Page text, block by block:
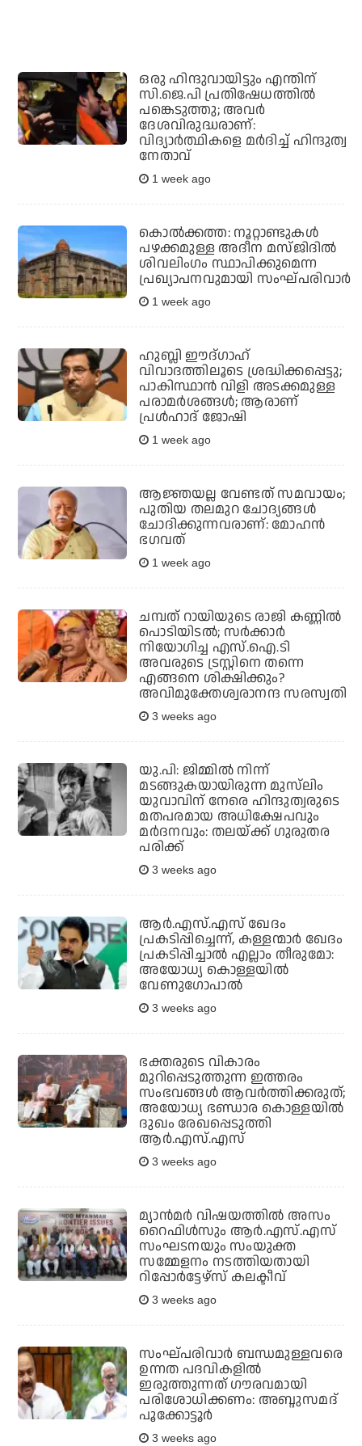
ഒരു ഹിന്ദുവായിട്ടും എന്തിന്
സി.ജെ.പി പ്രതിഷേധത്തില്‍
പങ്കെടുത്തു; അവര്‍
ദേശവിരുദ്ധരാണ്:
വിദ്യാര്‍ത്ഥികളെ മര്‍ദിച്ച് ഹിന്ദുത്വ
നേതാവ്
1 week ago
കൊല്‍ക്കത്ത: നൂറ്റാണ്ടുകള്‍
പഴക്കമുള്ള അദീന മസ്ജിദില്‍
ശിവലിംഗം സ്ഥാപിക്കുമെന്ന
പ്രഖ്യാപനവുമായി സംഘ്പരിവാര്‍
1 week ago
ഹുബ്ലി ഈദ്ഗാഹ്
വിവാദത്തിലൂടെ ശ്രദ്ധിക്കപ്പെട്ടു;
പാകിസ്ഥാന്‍ വിളി അടക്കമുള്ള
പരാമര്‍ശങ്ങള്‍; ആരാണ്
പ്രള്‍ഹാദ് ജോഷി
1 week ago
ആജ്ഞയല്ല വേണ്ടത് സമവായം;
പുതിയ തലമുറ ചോദ്യങ്ങള്‍
ചോദിക്കുന്നവരാണ്: മോഹന്‍
ഭഗവത്
1 week ago
ചമ്പത് റായിയുടെ രാജി കണ്ണില്‍
പൊടിയിടല്‍; സര്‍ക്കാര്‍
നിയോഗിച്ച എസ്.ഐ.ടി
അവരുടെ ട്രസ്റ്റിനെ തന്നെ
എങ്ങനെ ശിക്ഷിക്കും?
അവിമുക്തേശ്വരാനന്ദ സരസ്വതി
3 weeks ago
യു.പി: ജിമ്മില്‍ നിന്ന്
മടങ്ങുകയായിരുന്ന മുസ്‌ലിം
യുവാവിന് നേരെ ഹിന്ദുത്വരുടെ
മതപരമായ അധിക്ഷേപവും
മര്‍ദനവും: തലയ്ക്ക് ഗുരുതര
പരിക്ക്
3 weeks ago
ആര്‍.എസ്.എസ് ഖേദം
പ്രകടിപ്പിച്ചെന്ന്, കള്ളന്മാര്‍ ഖേദം
പ്രകടിപ്പിച്ചാല്‍ എല്ലാം തീരുമോ:
അയോധ്യ കൊള്ളയില്‍
വേണുഗോപാല്‍
3 weeks ago
ഭക്തരുടെ വികാരം
മുറിപ്പെടുത്തുന്ന ഇത്തരം
സംഭവങ്ങള്‍ ആവര്‍ത്തിക്കരുത്;
അയോധ്യ ഭണ്ഡാര കൊള്ളയില്‍
ദുഖം രേഖപ്പെടുത്തി
ആര്‍.എസ്.എസ്
3 weeks ago
മ്യാന്‍മര്‍ വിഷയത്തില്‍ അസം
റൈഫിള്‍സും ആര്‍.എസ്.എസ്
സംഘടനയും സംയുക്ത
സമ്മേളനം നടത്തിയതായി
റിപ്പോര്‍ട്ടേഴ്‌സ് കലക്ടീവ്
3 weeks ago
സംഘ്പരിവാര്‍ ബന്ധമുള്ളവരെ
ഉന്നത പദവികളില്‍
ഇരുത്തുന്നത് ഗൗരവമായി
പരിശോധിക്കണം: അബ്ദുസമദ്
പൂക്കോട്ടൂര്‍
3 weeks ago